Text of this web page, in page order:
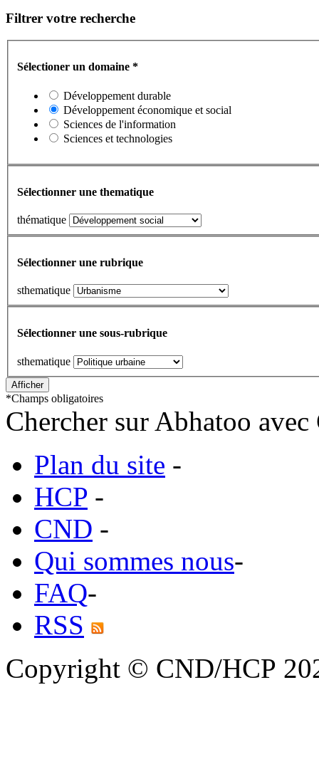
Filtrer votre recherche
Sélectioner un domaine *
Développement durable
Développement économique et social
Sciences de l'information
Sciences et technologies
Sélectionner une thematique
thématique
Sélectionner une rubrique
sthematique
Sélectionner une sous-rubrique
sthematique
*Champs obligatoires
Chercher sur Abhatoo
Plan du site -
HCP -
CND -
Qui sommes nous-
FAQ-
RSS
Copyright © CND/HCP